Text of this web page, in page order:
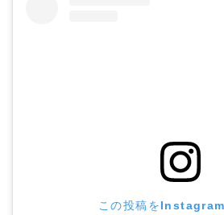
この投稿をInstagram